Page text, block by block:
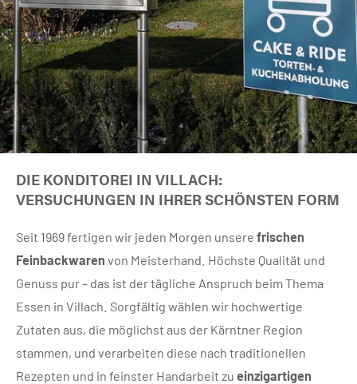
DIE KONDITOREI IN VILLACH:
VERSUCHUNGEN IN IHRER SCHÖNSTEN FORM
Seit 1969 fertigen wir jeden Morgen unsere frischen
Feinbackwaren von Meisterhand. Höchste Qualität und
Genuss pur – das ist der tägliche Anspruch beim Thema
Essen in Villach. Sorgfältig wählen wir hochwertige
Zutaten aus, die möglichst aus der Kärntner Region
stammen, und verarbeiten diese nach traditionellen
Rezepten und in feinster Handarbeit zu einzigartigen